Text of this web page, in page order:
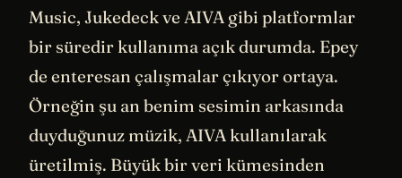
Music, Jukedeck ve AIVA gibi platformlar
bir süredir kullanıma açık durumda. Epey
de enteresan çalışmalar çıkıyor ortaya.
Örneğin şu an benim sesimin arkasında
duyduğunuz müzik, AIVA kullanılarak
üretilmiş. Büyük bir veri kümesinden